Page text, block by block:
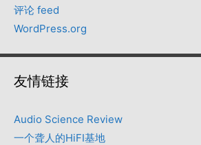
评论 feed
WordPress.org
友情链接
Audio Science Review
一个聋人的HiFI基地